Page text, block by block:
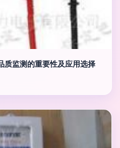
质监测的重要性及应用选择